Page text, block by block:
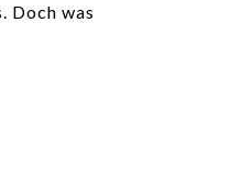
Doch was